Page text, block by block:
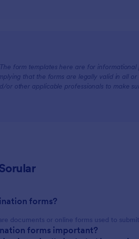
form templates here are for
that the forms are legally valid in all
or other applicable professionals to make
forms?
documents or online forms used to
forms important?